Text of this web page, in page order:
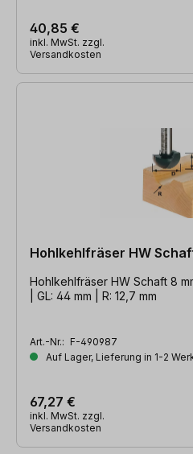
40,85 €
inkl. MwSt. zzgl.
Versandkosten
Hohlkehlfräser HW
Hohlkehlfräser HW Schaft 8
| GL: 44 mm | R: 12,7 mm
Art.-Nr.: F-490987
Auf Lager, Lieferung in 1-2
67,27 €
inkl. MwSt. zzgl.
Versandkosten